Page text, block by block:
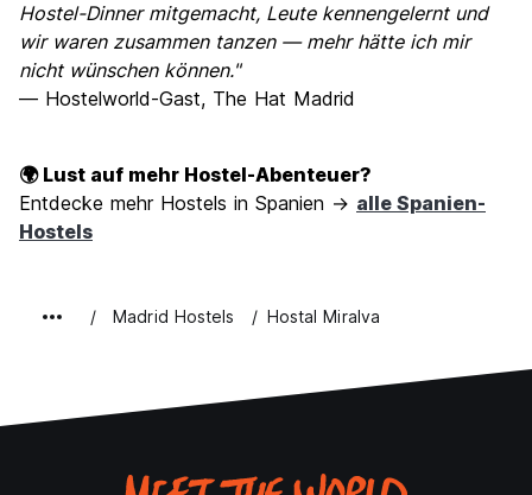
Hostel-Dinner mitgemacht, Leute kennengelernt und
wir waren zusammen tanzen — mehr hätte ich mir
nicht wünschen können."
— Hostelworld-Gast, The Hat Madrid
🌍 Lust auf mehr Hostel-Abenteuer?
Entdecke mehr Hostels in Spanien → alle Spanien-
Hostels
Madrid Hostels Hostal Miralva